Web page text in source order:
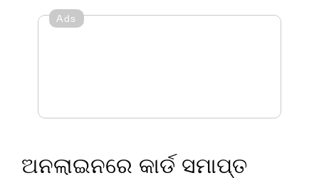
Ads
ଅନଲାଇନରେ କାର୍ଡ ସମାପ୍ତ